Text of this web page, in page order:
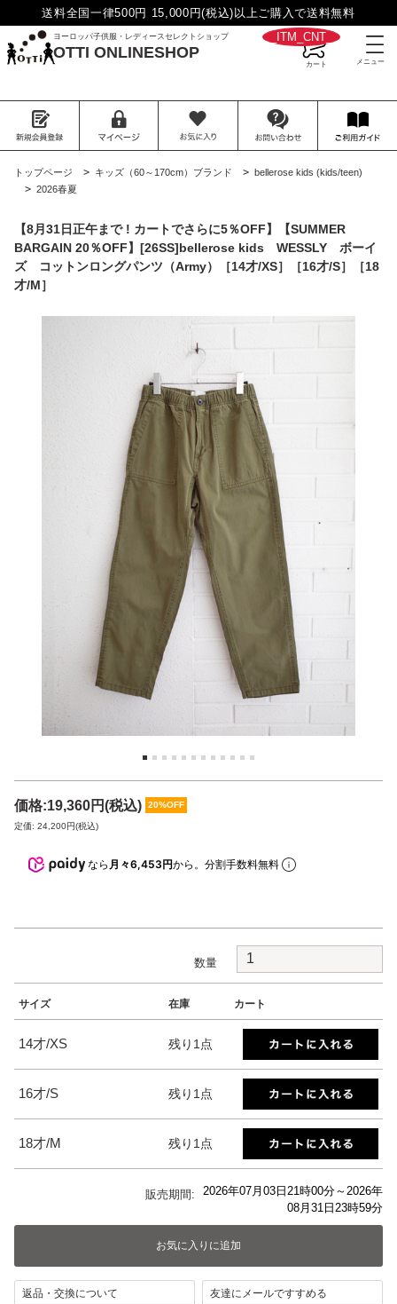
送料全国一律500円 15,000円(税込)以上ご購入で送料無料
ヨーロッパ子供服・レディースセレクトショップ
OTTI ONLINESHOP
__ITM_CNT__
トップページ > キッズ（60～170cm）ブランド > bellerose kids (kids/teen)
> 2026春夏
【8月31日正午まで ! カートでさらに5％OFF】【SUMMER
BARGAIN 20％OFF】[26SS]bellerose kids WESSLY ボーイ
ズ コットンロングパンツ（Army）［14才/XS］［16才/S］［18
才/M］
価格:19,360円(税込) 20%OFF
定価: 24,200円(税込)
なら 月々6,453円から。分割手数料無料
数量
サイズ 在庫 カート
14才/XS 残り1点
16才/S 残り1点
18才/M 残り1点
販売期間: 2026年07月03日21時00分～ 2026年
08月31日23時59分
返品・交換について 友達にメールですすめる